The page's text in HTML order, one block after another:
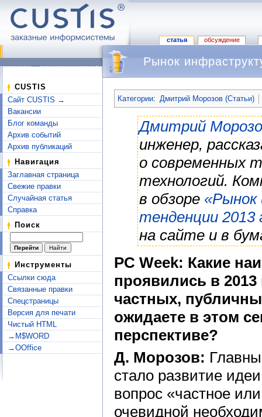
статья обсуждение
CUSTIS
Сайт CUSTIS →
Вакансии
Блог команды
Архив событий
Архив публикаций
Навигация
Заглавная страница
Свежие правки
Случайная статья
Справка
Поиск
Инструменты
Ссылки сюда
Связанные правки
Спецстраницы
Версия для печати
Чистый HTML
→M$WORD
→OOffice
Рынок
Категории: Дмитрий Морозов (Статьи)
Дмитрий
инженер,
о современных
технологий.
в обзоре «Рынок
тенденции 2013
на сайте и в
PC Week: Какие
проявились в
частных,
ожидаете в этом
перспективе?
Д. Морозов:
стало развитие
вопрос «частное
очевидной